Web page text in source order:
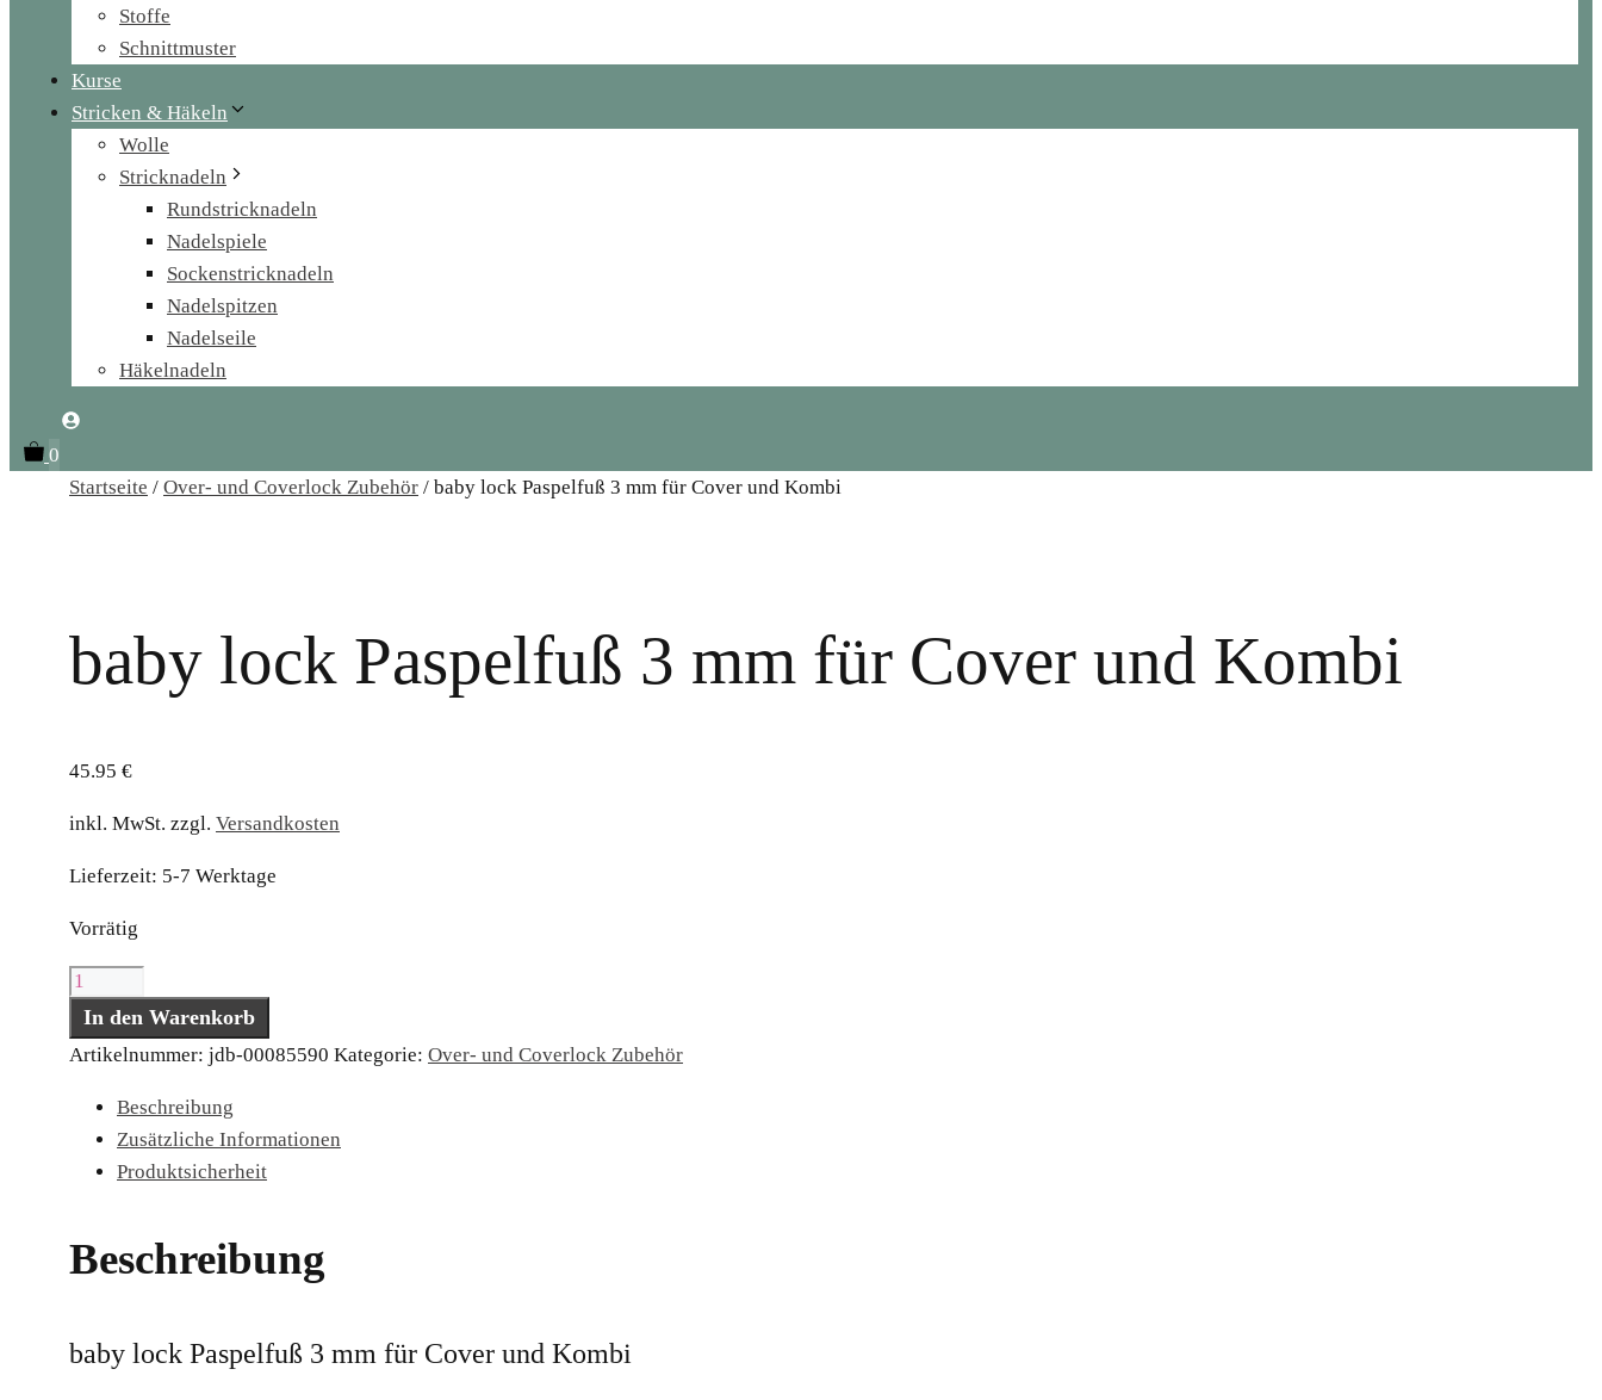
Stoffe
Schnittmuster
Kurse
Stricken & Häkeln
Wolle
Stricknadeln
Rundstricknadeln
Nadelspiele
Sockenstricknadeln
Nadelspitzen
Nadelseile
Häkelnadeln
0
Startseite / Over- und Coverlock Zubehör / baby lock Paspelfuß 3 mm für Cover und Kombi
baby lock Paspelfuß 3 mm für Cover und Kombi
45.95 €
inkl. MwSt. zzgl. Versandkosten
Lieferzeit: 5-7 Werktage
Vorrätig
baby
lock
Paspelfuß
mm
Cover
Menge
In den Warenkorb
Artikelnummer: jdb-00085590 Kategorie: Over- und Coverlock Zubehör
Beschreibung
Zusätzliche Informationen
Produktsicherheit
Beschreibung
baby lock Paspelfuß 3 mm für Cover und Kombi